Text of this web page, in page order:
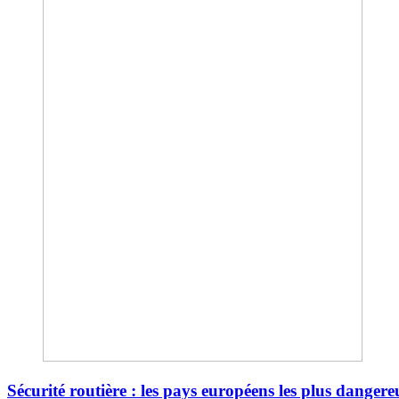
Sécurité routière : les pays européens les plus